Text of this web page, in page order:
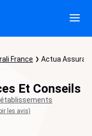
France Actua
Et Conseils
les avis)